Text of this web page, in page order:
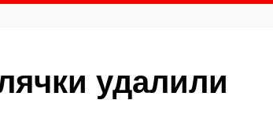
удалили